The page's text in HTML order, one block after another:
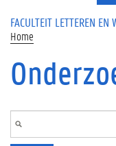
FACULTEIT LETTEREN EN
Home